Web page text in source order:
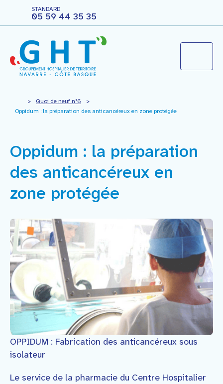
STANDARD
05 59 44 35 35
Le groupement hospitalier
Vous êtes professionnels
Nous rejoindre
Faire un don
Contact
> Quoi de neuf n°6
>
Oppidum : la préparation des anticancéreux en zone protégée
Oppidum : la préparation
des anticancéreux en
zone protégée
OPPIDUM : Fabrication des anticancéreux sous
isolateur
Le service de la pharmacie du Centre Hospitalier